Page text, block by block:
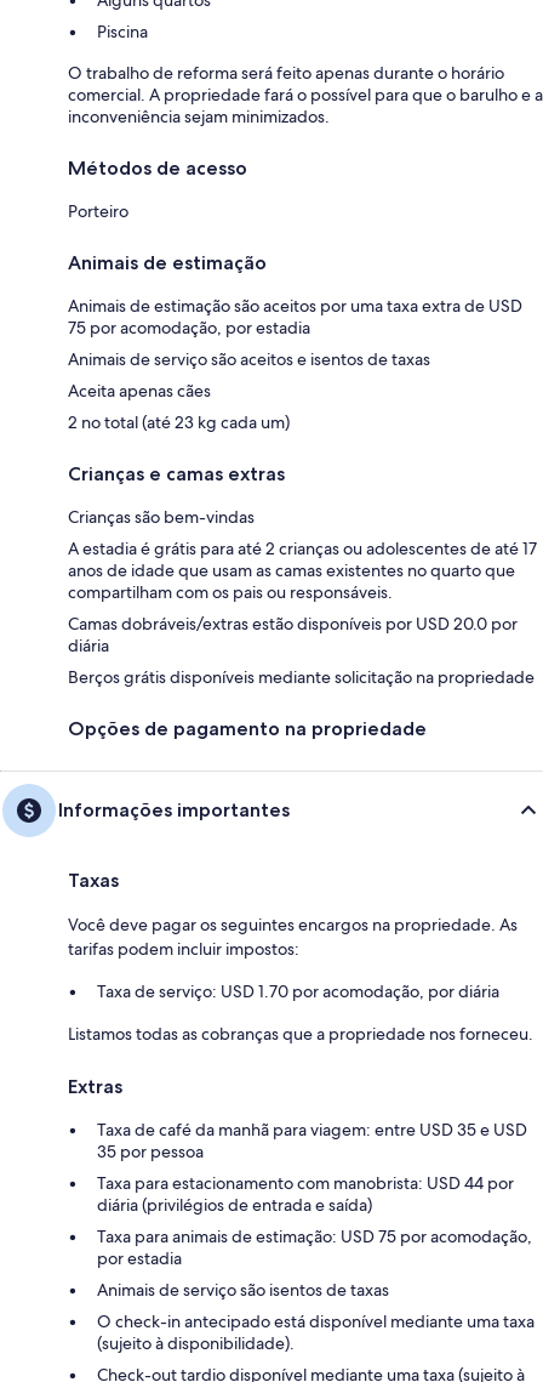
Piscina
O trabalho de reforma será feito apenas durante o horário
comercial. A propriedade fará o possível para que o barulho e a
inconveniência sejam minimizados.
Métodos de acesso
Porteiro
Animais de estimação
Animais de estimação são aceitos por uma taxa extra de USD
75 por acomodação, por estadia
Animais de serviço são aceitos e isentos de taxas
Aceita apenas cães
2 no total (até 23 kg cada um)
Crianças e camas extras
Crianças são bem-vindas
A estadia é grátis para até 2 crianças ou adolescentes de até 17
anos de idade que usam as camas existentes no quarto que
compartilham com os pais ou responsáveis.
Camas dobráveis/extras estão disponíveis por USD 20.0 por
diária
Berços grátis disponíveis mediante solicitação na propriedade
Opções de pagamento na propriedade
Informações importantes
Taxas
Você deve pagar os seguintes encargos na propriedade. As
tarifas podem incluir impostos:
Taxa de serviço: USD 1.70 por acomodação, por diária
Listamos todas as cobranças que a propriedade nos forneceu.
Extras
Taxa de café da manhã para viagem: entre USD 35 e USD
35 por pessoa
Taxa para estacionamento com manobrista: USD 44 por
diária (privilégios de entrada e saída)
Taxa para animais de estimação: USD 75 por acomodação,
por estadia
Animais de serviço são isentos de taxas
O check-in antecipado está disponível mediante uma taxa
(sujeito à disponibilidade).
Check-out tardio disponível mediante uma taxa (sujeito à